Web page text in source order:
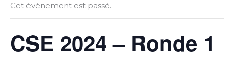
Cet évènement est passé.
CSE 2024 – Ronde 1